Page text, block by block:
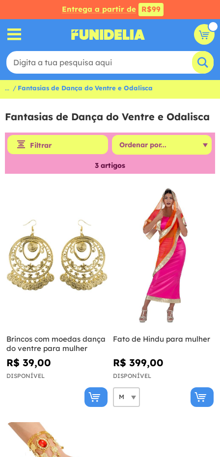
Entrega a partir de R$99
... Fantasias de Dança do Ventre e Odalisca
Fantasias de Dança do Ventre e Odalisca
Filtrar
3 artigos
Brincos com moedas dança
do ventre para mulher
R$ 39,00
DISPONÍVEL
Fato de Hindu para mulher
R$ 399,00
DISPONÍVEL